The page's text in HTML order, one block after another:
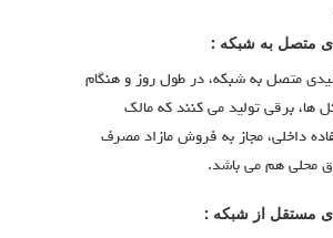
متصل به شبکه :
متصل به شبکه، در طول روز و هنگام
ها، برقی تولید می کنند که مالک
داخلی، مجاز به فروش مازاد مصرف
محلی هم می باشد.
مستقل از شبکه :